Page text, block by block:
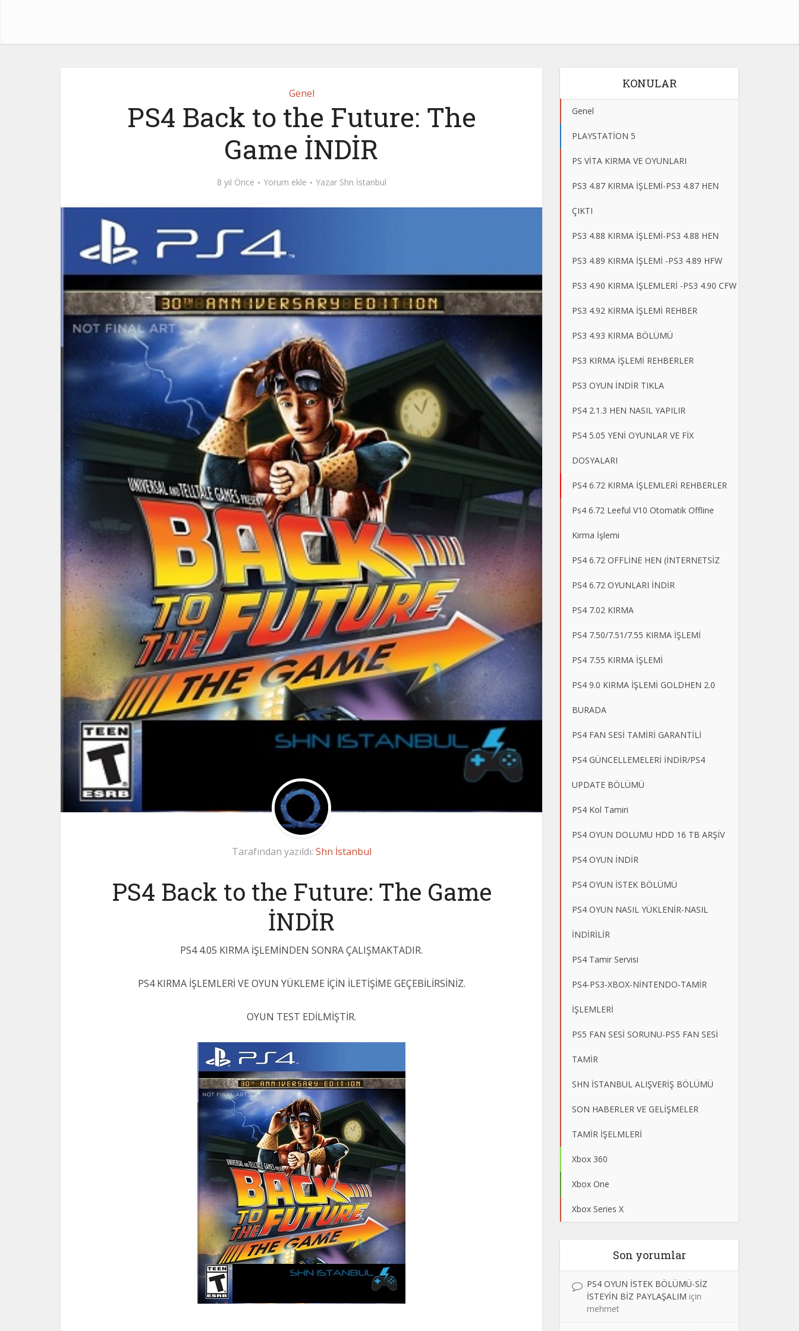
Genel
PS4 Back to the Future: The
Game İNDİR
8 yıl Önce Yorum ekle Yazar Shn İstanbul
Tarafından yazıldı: Shn İstanbul
PS4 Back to the Future: The Game
İNDİR
PS4 4.05 KIRMA İŞLEMİNDEN SONRA ÇALIŞMAKTADIR.
PS4 KIRMA İŞLEMLERİ VE OYUN YÜKLEME İÇİN İLETİŞİME GEÇEBİLİRSİNİZ.
OYUN TEST EDİLMİŞTİR.
KONULAR
Genel
PLAYSTATİON 5
PS VİTA KIRMA VE OYUNLARI
PS3 4.87 KIRMA İŞLEMİ-PS3 4.87 HEN
ÇIKTI
PS3 4.88 KIRMA İŞLEMİ-PS3 4.88 HEN
PS3 4.89 KIRMA İŞLEMİ -PS3 4.89 HFW
PS3 4.90 KIRMA İŞLEMLERİ -PS3 4.90 CFW
PS3 4.92 KIRMA İŞLEMİ REHBER
PS3 4.93 KIRMA BÖLÜMÜ
PS3 KIRMA İŞLEMİ REHBERLER
PS3 OYUN İNDİR TIKLA
PS4 2.1.3 HEN NASIL YAPILIR
PS4 5.05 YENİ OYUNLAR VE FİX
DOSYALARI
PS4 6.72 KIRMA İŞLEMLERİ REHBERLER
Ps4 6.72 Leeful V10 Otomatik Offline
Kırma İşlemi
PS4 6.72 OFFLİNE HEN (İNTERNETSİZ
PS4 6.72 OYUNLARI İNDİR
PS4 7.02 KIRMA
PS4 7.50/7.51/7.55 KIRMA İŞLEMİ
PS4 7.55 KIRMA İŞLEMİ
PS4 9.0 KIRMA İŞLEMİ GOLDHEN 2.0
BURADA
PS4 FAN SESİ TAMİRİ GARANTİLİ
PS4 GÜNCELLEMELERİ İNDİR/PS4
UPDATE BÖLÜMÜ
PS4 Kol Tamiri
PS4 OYUN DOLUMU HDD 16 TB ARŞİV
PS4 OYUN İNDİR
PS4 OYUN İSTEK BÖLÜMÜ
PS4 OYUN NASIL YÜKLENİR-NASIL
İNDİRİLİR
PS4 Tamir Servisi
PS4-PS3-XBOX-NİNTENDO-TAMİR
İŞLEMLERİ
PS5 FAN SESİ SORUNU-PS5 FAN SESİ
TAMİR
SHN İSTANBUL ALIŞVERİŞ BÖLÜMÜ
SON HABERLER VE GELİŞMELER
TAMİR İŞELMLERİ
Xbox 360
Xbox One
Xbox Series X
Son yorumlar
PS4 OYUN İSTEK BÖLÜMÜ-SİZ
İSTEYİN BİZ PAYLAŞALIM için
mehmet